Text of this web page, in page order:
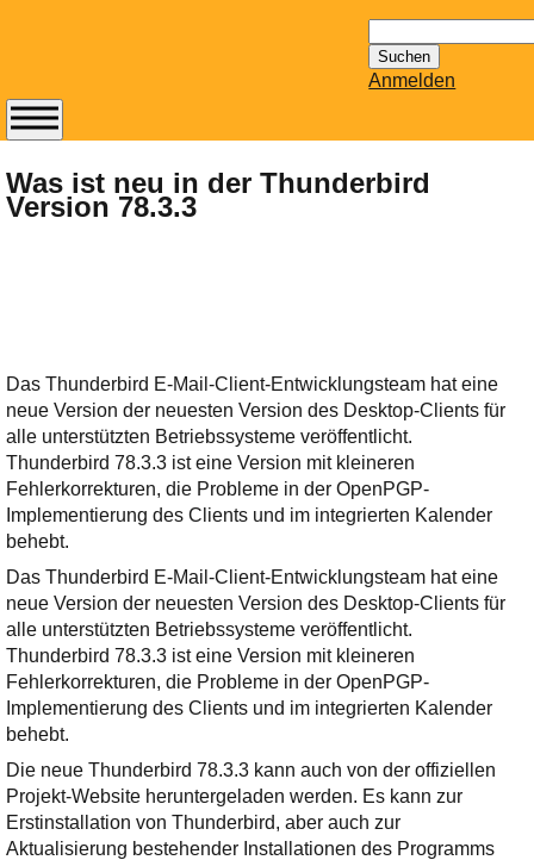
nach:
Anmelden
Was ist neu in der Thunderbird
Version 78.3.3
Das Thunderbird E-Mail-Client-Entwicklungsteam hat eine
neue Version der neuesten Version des Desktop-Clients für
alle unterstützten Betriebssysteme veröffentlicht.
Thunderbird 78.3.3 ist eine Version mit kleineren
Fehlerkorrekturen, die Probleme in der OpenPGP-
Implementierung des Clients und im integrierten Kalender
behebt.
Das Thunderbird E-Mail-Client-Entwicklungsteam hat eine
neue Version der neuesten Version des Desktop-Clients für
alle unterstützten Betriebssysteme veröffentlicht.
Thunderbird 78.3.3 ist eine Version mit kleineren
Fehlerkorrekturen, die Probleme in der OpenPGP-
Implementierung des Clients und im integrierten Kalender
behebt.
Die neue Thunderbird 78.3.3 kann auch von der offiziellen
Projekt-Website heruntergeladen werden. Es kann zur
Erstinstallation von Thunderbird, aber auch zur
Aktualisierung bestehender Installationen des Programms
Abonnieren Sie den
14-tägig
erscheinenden
bereithält!
Wie z.B. Outlook,
GMail, Thunderbird
oder auch
KuNoMail, usw.
Ihre E-Mail
Adresse:
E-Mail
E-Mail bestätigen